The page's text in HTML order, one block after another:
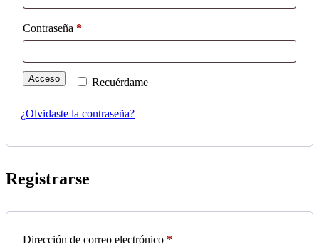
Contraseña *
Recuérdame
Acceso
¿Olvidaste la contraseña?
Registrarse
Dirección de correo electrónico *